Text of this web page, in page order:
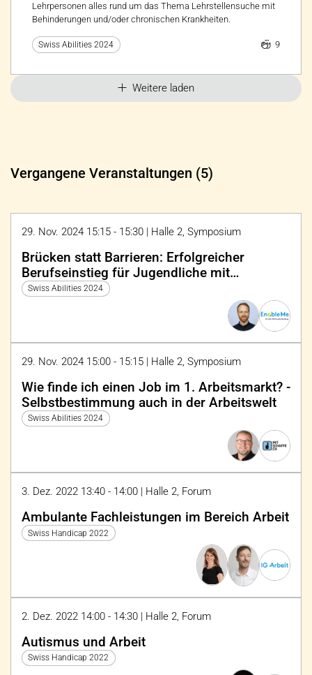
Lehrpersonen alles rund um das Thema Lehrstellensuche mit
Behinderungen und/oder chronischen Krankheiten.
Swiss Abilities 2024 9
Weitere laden
Vergangene Veranstaltungen (5)
29. Nov. 2024 15:15 - 15:30 | Halle 2, Symposium
Brücken statt Barrieren: Erfolgreicher
Berufseinstieg für Jugendliche mit
Behinderungen
Swiss Abilities 2024
29. Nov. 2024 15:00 - 15:15 | Halle 2, Symposium
Wie finde ich einen Job im 1. Arbeitsmarkt? -
Selbstbestimmung auch in der Arbeitswelt
Swiss Abilities 2024
3. Dez. 2022 13:40 - 14:00 | Halle 2, Forum
Ambulante Fachleistungen im Bereich Arbeit
Swiss Handicap 2022
2. Dez. 2022 14:00 - 14:30 | Halle 2, Forum
Autismus und Arbeit
Swiss Handicap 2022